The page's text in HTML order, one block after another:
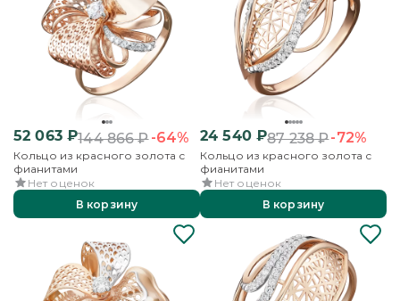
52 063₽144 866₽-64%
Кольцо из красного золота с
фианитами
Нет оценок
В корзину
24 540₽87 238₽-72%
Кольцо из красного золота с
фианитами
Нет оценок
В корзину